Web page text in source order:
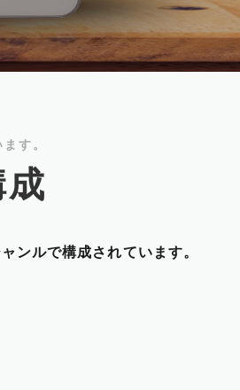
す。
ンルで構成されています。